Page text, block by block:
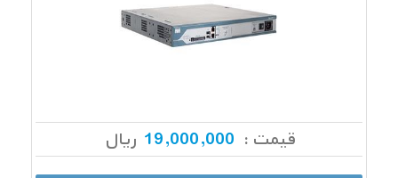
قیمت : ریال